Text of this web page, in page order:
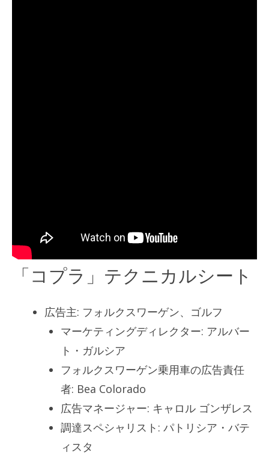
「コプラ」テクニカルシート
広告主: フォルクスワーゲン、ゴルフ
マーケティングディレクター: アルバー
ト・ガルシア
フォルクスワーゲン乗用車の広告責任
者: Bea Colorado
広告マネージャー: キャロル ゴンザレス
調達スペシャリスト: パトリシア・バテ
ィスタ